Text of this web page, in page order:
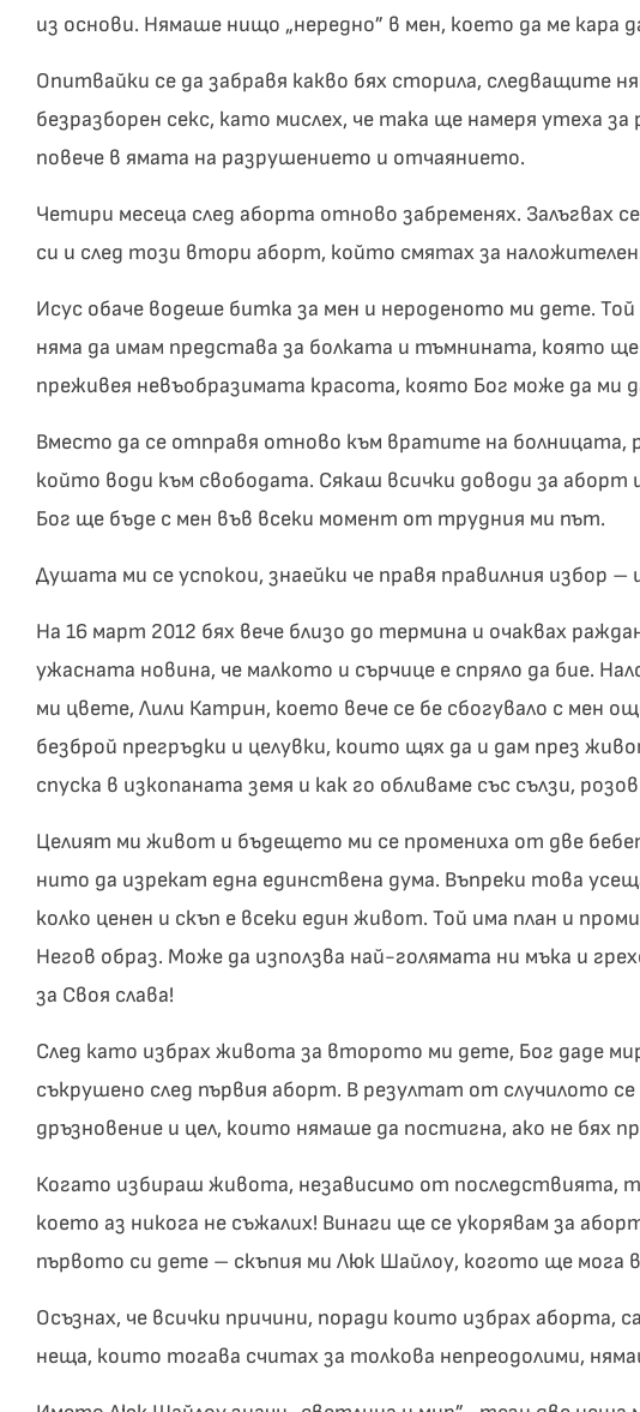
из основи. Нямаше нищо „нередно” в мен, което да ме кара
Опитвайки се да забравя какво бях сторила, следващите
безразборен секс, като мислех, че така ще намеря утеха
повече в ямата на разрушението и отчаянието.
Четири месеца след аборта отново забременях. Залъгвах
си и след този втори аборт, който смятах за
Исус обаче водеше битка за мен и нероденото ми дете.
няма да имам представа за болката и тъмнината, която
преживея невъобразимата красота, която Бог може да ми
Вместо да се отправя отново към вратите на болницата,
който води към свободата. Сякаш всички доводи за аборт
Бог ще бъде с мен във всеки момент от трудния ми път.
Душата ми се успокои, знаейки че правя правилния избор
На 16 март 2012 бях вече близо до термина и очаквах
ужасната новина, че малкото и сърчице е спряло да бие.
ми цвете, Лили Катрин, което вече се бе сбогувало с мен
безброй прегръдки и целувки, които щях да и дам през
спуска в изкопаната земя и как го обливаме със сълзи,
Целият ми живот и бъдещето ми се промениха от две
нито да изрекат една единствена дума. Въпреки това
колко ценен и скъп е всеки един живот. Той има план и
Негов образ. Може да използва най-голямата ни мъка и
за Своя слава!
След като избрах живота за второто ми дете, Бог даде
съкрушено след първия аборт. В резултат от случилото
дръзновение и цел, които нямаше да постигна, ако не бях
Когато избираш живота, независимо от последствията,
което аз никога не съжалих! Винаги ще се укорявам за
първото си дете – скъпия ми Люк Шайлоу, когото ще мога
Осъзнах, че всички причини, поради които избрах аборта,
неща, които тогава считах за толкова непреодолими,